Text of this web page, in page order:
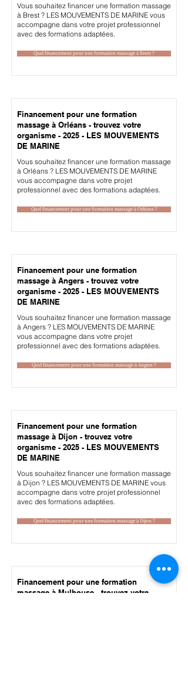
Vous souhaitez financer une formation massage
à Brest ? LES MOUVEMENTS DE MARINE vous
accompagne dans votre projet professionnel
avec des formations adaptées.
Quel financement pour une formation massage à Brest ?
Financement pour une formation
massage à Orléans - trouvez votre
organisme - 2025 - LES MOUVEMENTS
DE MARINE
Vous souhaitez financer une formation massage
à Orléans ? LES MOUVEMENTS DE MARINE
vous accompagne dans votre projet
professionnel avec des formations adaptées.
Quel financement pour une formation massage à Orléans ?
Financement pour une formation
massage à Angers - trouvez votre
organisme - 2025 - LES MOUVEMENTS
DE MARINE
Vous souhaitez financer une formation massage
à Angers ? LES MOUVEMENTS DE MARINE
vous accompagne dans votre projet
professionnel avec des formations adaptées.
Quel financement pour une formation massage à Angers ?
Financement pour une formation
massage à Dijon - trouvez votre
organisme - 2025 - LES MOUVEMENTS
DE MARINE
Vous souhaitez financer une formation massage
à Dijon ? LES MOUVEMENTS DE MARINE vous
accompagne dans votre projet professionnel
avec des formations adaptées.
Quel financement pour une formation massage à Dijon ?
Financement pour une formation
massage à Mulhouse - trouvez votre